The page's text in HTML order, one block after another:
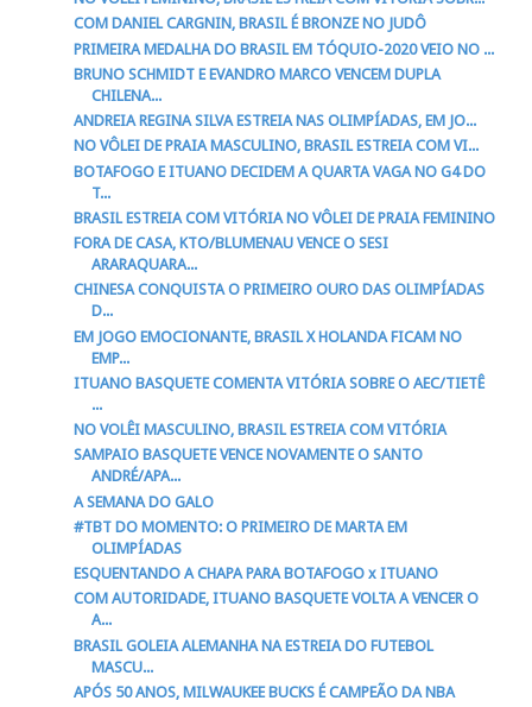
COM DANIEL CARGNIN, BRASIL É BRONZE NO JUDÔ
PRIMEIRA MEDALHA DO BRASIL EM TÓQUIO-2020 VEIO NO ...
BRUNO SCHMIDT E EVANDRO MARCO VENCEM DUPLA
CHILENA...
ANDREIA REGINA SILVA ESTREIA NAS OLIMPÍADAS, EM JO...
NO VÔLEI DE PRAIA MASCULINO, BRASIL ESTREIA COM VI...
BOTAFOGO E ITUANO DECIDEM A QUARTA VAGA NO G4 DO
T...
BRASIL ESTREIA COM VITÓRIA NO VÔLEI DE PRAIA FEMININO
FORA DE CASA, KTO/BLUMENAU VENCE O SESI
ARARAQUARA...
CHINESA CONQUISTA O PRIMEIRO OURO DAS OLIMPÍADAS
D...
EM JOGO EMOCIONANTE, BRASIL X HOLANDA FICAM NO
EMP...
ITUANO BASQUETE COMENTA VITÓRIA SOBRE O AEC/TIETÊ
...
NO VOLÊI MASCULINO, BRASIL ESTREIA COM VITÓRIA
SAMPAIO BASQUETE VENCE NOVAMENTE O SANTO
ANDRÉ/APA...
A SEMANA DO GALO
#TBT DO MOMENTO: O PRIMEIRO DE MARTA EM
OLIMPÍADAS
ESQUENTANDO A CHAPA PARA BOTAFOGO x ITUANO
COM AUTORIDADE, ITUANO BASQUETE VOLTA A VENCER O
A...
BRASIL GOLEIA ALEMANHA NA ESTREIA DO FUTEBOL
MASCU...
APÓS 50 ANOS, MILWAUKEE BUCKS É CAMPEÃO DA NBA